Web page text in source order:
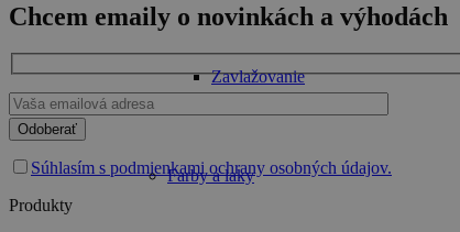
Zavlažovanie
Farby a laky
Chcem emaily o novinkách a výhodách
Please
leave
this
empty.
Súhlasím s podmienkami ochrany osobných údajov.
Produkty